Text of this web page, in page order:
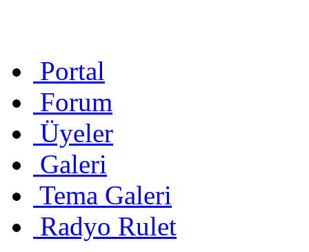
Portal
Forum
Üyeler
Galeri
Tema Galeri
Radyo Rulet